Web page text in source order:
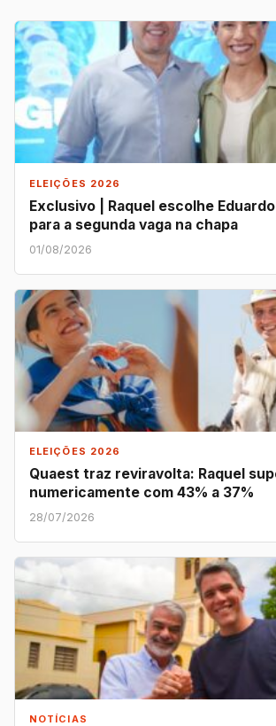
ELEIÇÕES 2026
Exclusivo | Raquel escolhe
para a segunda vaga na chapa
01/08/2026
ELEIÇÕES 2026
Quaest traz reviravolta: Raquel
numericamente com 43% a 37%
28/07/2026
NOTÍCIAS